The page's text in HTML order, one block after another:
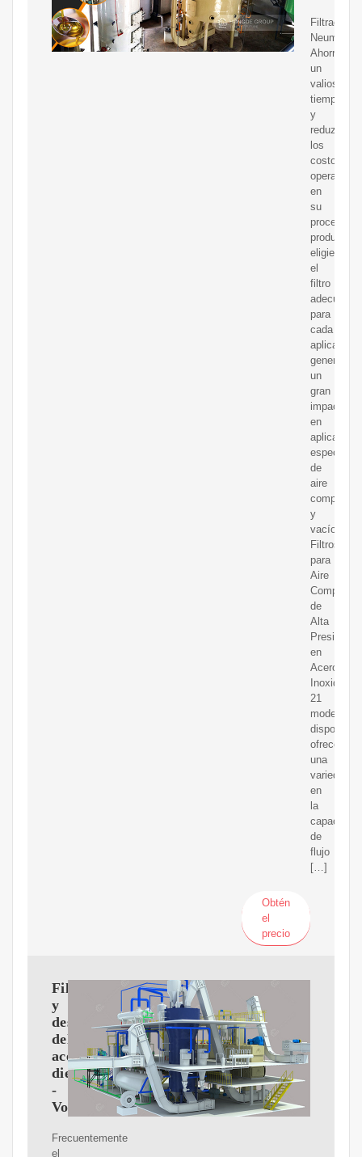
Filtración
Neumática
Ahorre
un
valioso
tiempo
y
reduzca
los
costos
operativos
en
su
proceso
productivo
eligiendo
el
filtro
adecuado
para
cada
aplicación
generando
un
gran
impacto
en
especiales
de
aire
y
vacío.
Filtros
para
Aire
de
Alta
Presión
en
Acero
21
modelos
disponibles
ofrecen
una
variedad
en
la
capacidad
de
flujo
[…]
Obtén
el
precio
Filtrado
y
desgasificado
del
aceite
dieléctrico
-
Voltamex
Frecuentemente
el